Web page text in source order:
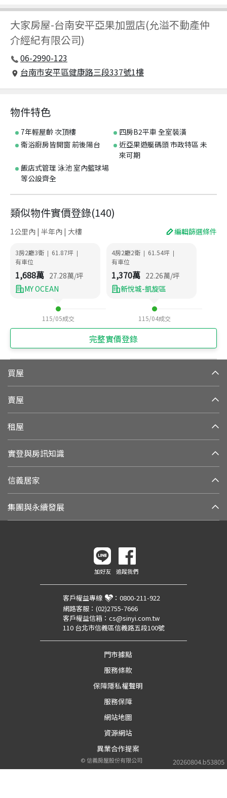
大家房屋-台南安平亞果加盟店(允溢不動產仲
介經紀有限公司)
06-2990-123
台南市安平區健康路三段337號1樓
物件特色
7年輕屋齡 次頂樓
四房B2平車 全室裝潢
衛浴廚房皆開窗 前後陽台
近亞果遊艇碼頭 市政特區 未
來可期
飯店式管理 泳池 室內籃球場
等公設齊全
類似物件實價登錄(140)
1公里內 | 半年內 | 大樓 編輯篩選條件
3房2廳3衛 | 61.87坪 |
有車位
1,688萬 27.28萬/坪
MY OCEAN
115/05成交
4房2廳2衛 | 61.54坪 |
有車位
1,370萬 22.26萬/坪
新悅城-凱旋區
115/04成交
完整實價登錄
買屋
賣屋
租屋
實登與房訊知識
信義居家
集團與永續發展
20260804.b53805
加好友 追蹤我們
客戶權益專線 ： 0800-211-922
網路客服： (02)2755-7666
客戶權益信箱： cs@sinyi.com.tw
110 台北市信義區信義路五段100號
門市據點
服務條款
保障隱私權聲明
服務保障
網站地圖
資源網站
異業合作提案
©信義房屋股份有限公司